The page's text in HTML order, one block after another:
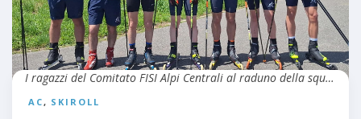
AC, SKIROLL
I ragazzi del Comitato FISI Alpi Centrali al raduno della squadra skiroll © FISI Alpi Centrali